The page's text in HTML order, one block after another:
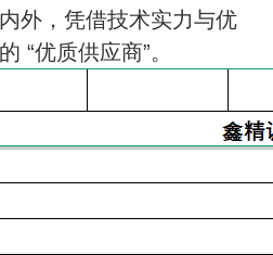
外，凭借技术实力与优
“优质供应商”。